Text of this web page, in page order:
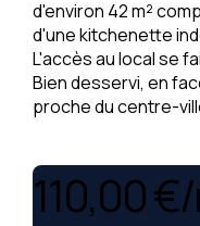
d'environ 42 m²
d'une kitchenette
L'accès au local se
Bien desservi, en
proche du centre-
110,00